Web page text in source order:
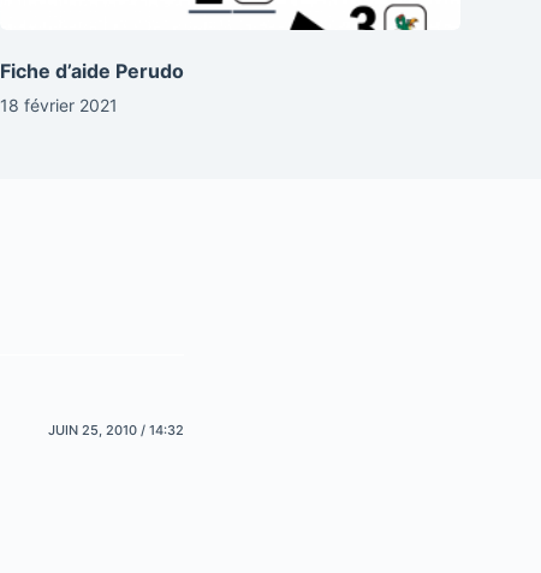
Fiche d’aide Perudo
18 février 2021
JUIN 25, 2010 / 14:32